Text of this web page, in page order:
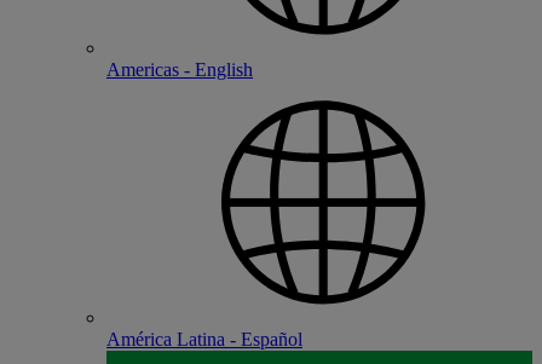
Americas - English
América Latina - Español